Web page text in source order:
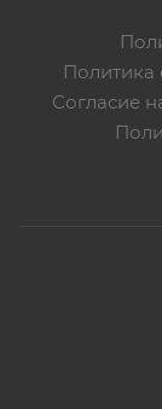
Политика
Согласие